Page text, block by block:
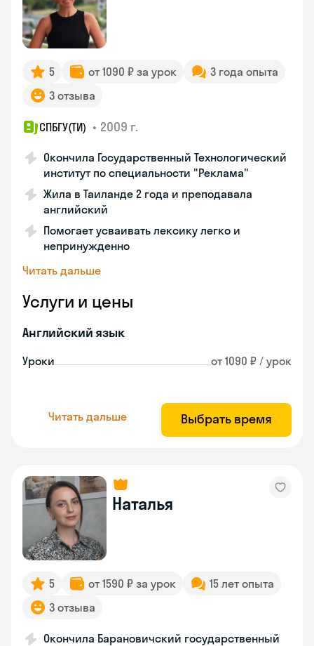
5 от 1090 ₽ за урок
3 года опыта
3 отзыва
СПБГУ(ТИ) • 2009 г.
Окончила Государственный Технологический
институт по специальности "Реклама"
Жила в Таиланде 2 года и преподавала
английский
Помогает усваивать лексику легко и
непринужденно
Читать дальше
Услуги и цены
Английский язык
Уроки от 1090 ₽ / урок
Читать дальше Выбрать время
Наталья
5 от 1590 ₽ за урок
15 лет опыта
3 отзыва
Окончила Барановичский государственный